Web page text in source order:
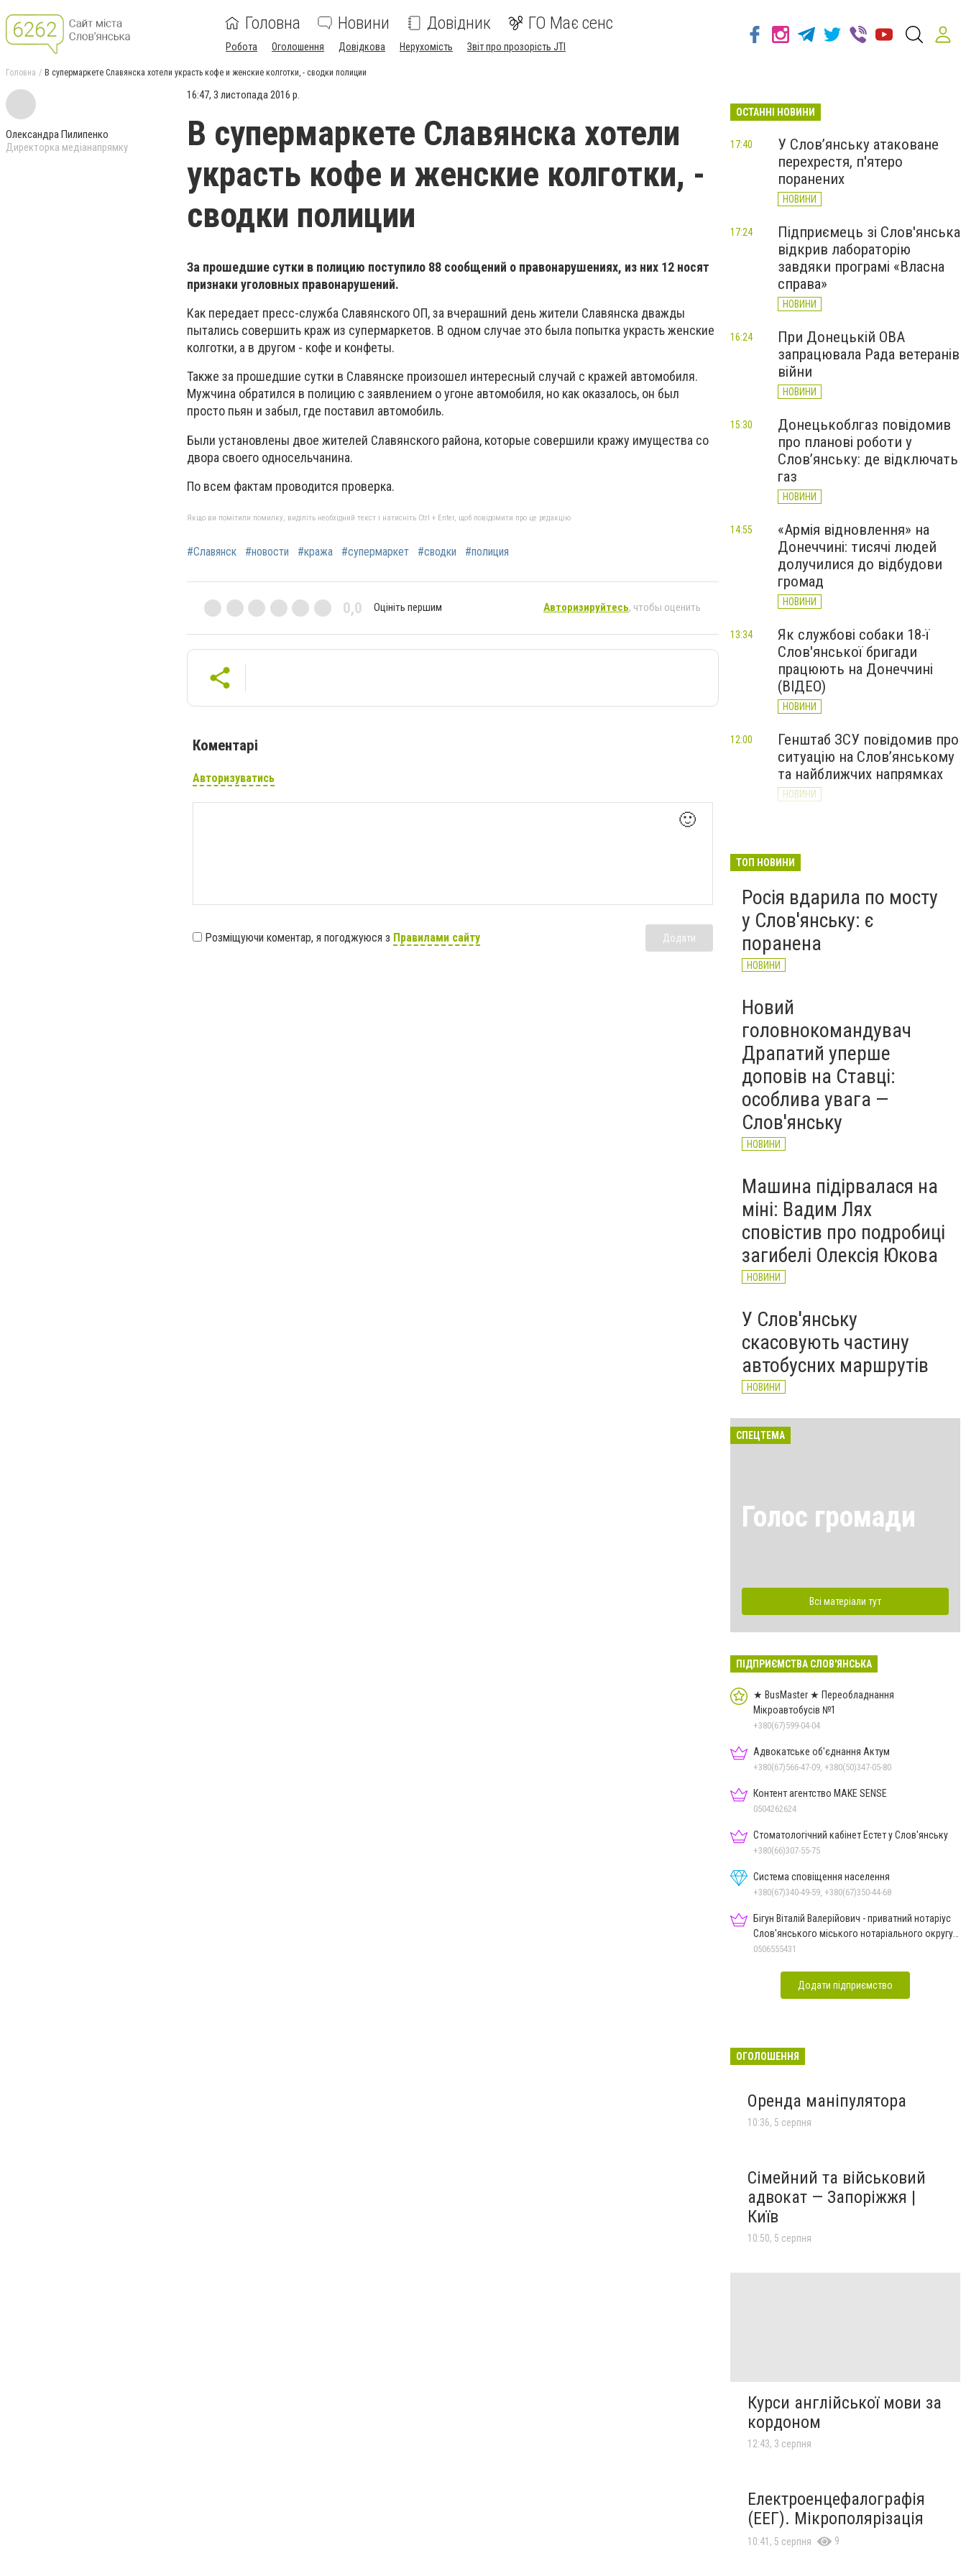
Головна Новини Довідник ГО Має сенс
Робота Оголошення Довідкова Нерухомість Звіт про прозорість JTI
Головна В супермаркете Славянска хотели украсть кофе и женские колготки, - сводки полиции
Олександра Пилипенко
Директорка медіанапрямку
16:47, 3 листопада 2016 р.
В супермаркете Славянска хотели
украсть кофе и женские колготки, -
сводки полиции
За прошедшие сутки в полицию поступило 88 сообщений о правонарушениях, из них 12 носят
признаки уголовных правонарушений.
Как передает пресс-служба Славянского ОП, за вчерашний день жители Славянска дважды
пытались совершить краж из супермаркетов. В одном случае это была попытка украсть женские
колготки, а в другом - кофе и конфеты.
Также за прошедшие сутки в Славянске произошел интересный случай с кражей автомобиля.
Мужчина обратился в полицию с заявлением о угоне автомобиля, но как оказалось, он был
просто пьян и забыл, где поставил автомобиль.
Были установлены двое жителей Славянского района, которые совершили кражу имущества со
двора своего односельчанина.
По всем фактам проводится проверка.
Якщо ви помітили помилку, виділіть необхідний текст і натисніть Ctrl + Enter, щоб повідомити про це редакцію
#Славянск #новости #кража #супермаркет #сводки #полиция
0,0 Оцініть першим Авторизируйтесь, чтобы оценить
Коментарі
Авторизуватись
🙂
Розміщуючи коментар, я погоджуюся з Правилами сайту Додати
ОСТАННІ НОВИНИ
У Слов’янську атаковане
перехрестя, п'ятеро
поранених
НОВИНИ
17:40
Підприємець зі Слов'янська
відкрив лабораторію
завдяки програмі «Власна
справа»
НОВИНИ
17:24
При Донецькій ОВА
запрацювала Рада ветеранів
війни
НОВИНИ
16:24
Донецькоблгаз повідомив
про планові роботи у
Слов’янську: де відключать
газ
НОВИНИ
15:30
«Армія відновлення» на
Донеччині: тисячі людей
долучилися до відбудови
громад
НОВИНИ
14:55
Як службові собаки 18-ї
Слов'янської бригади
працюють на Донеччині
(ВІДЕО)
НОВИНИ
13:34
Генштаб ЗСУ повідомив про
ситуацію на Слов’янському
та найближчих напрямках
НОВИНИ
12:00
великої війни: 7 серпня
ТОП НОВИНИ
Росія вдарила по мосту
у Слов'янську: є
поранена
НОВИНИ
Новий
головнокомандувач
Драпатий уперше
доповів на Ставці:
особлива увага —
Слов'янську
НОВИНИ
Машина підірвалася на
міні: Вадим Лях
сповістив про подробиці
загибелі Олексія Юкова
НОВИНИ
У Слов'янську
скасовують частину
автобусних маршрутів
НОВИНИ
СПЕЦТЕМА
Голос громади
Всі матеріали тут
ПІДПРИЄМСТВА СЛОВ'ЯНСЬКА
★ BusMaster ★ Переобладнання
Мікроавтобусів №1
+380(67)599-04-04
Адвокатське об'єднання Актум
+380(67)566-47-09, +380(50)347-05-80
Контент агентство MAKE SENSE
0504262624
Стоматологічний кабінет Естет у Слов'янську
+380(66)307-55-75
Система сповіщення населення
+380(67)340-49-59, +380(67)350-44-68
Бігун Віталій Валерійович - приватний нотаріус
Слов'янського міського нотаріального округу
Дон.обл.
0506555431
Додати підприємство
ОГОЛОШЕННЯ
Оренда маніпулятора
10:36, 5 серпня
Сімейний та військовий
адвокат — Запоріжжя |
Київ
10:50, 5 серпня
Курси англійської мови за
кордоном
12:43, 3 серпня
Електроенцефалографія
(ЕЕГ). Мікрополярізація
10:41, 5 серпня 9